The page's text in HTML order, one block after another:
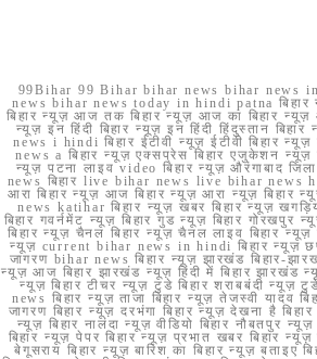
99Bihar 99 Bihar bihar news bihar news
news bihar news today in hindi patna बिहार
बिहार न्यूज़ आज तक बिहार न्यूज़ आज का बिहार न्यूज़
न्यूज़ इन हिंदी बिहार न्यूज़ इन हिंदी हिंदुस्तान
news i hindi बिहार ईटीवी न्यूज़ ईटीवी बिहार
news a बिहार न्यूज़ एक्सप्रेस बिहार एजुकेशन न्यूज़
न्यूज़ पटना लाइव video बिहार न्यूज़ औरंगाबाद
news बिहार live bihar news live bihar news
आरा बिहार न्यूज़ आज बिहार न्यूज़ आरा न्यूज़ बिहार
news katihar बिहार न्यूज़ खबर बिहार न्यूज़
बिहार गवर्नमेंट न्यूज़ बिहार गुड न्यूज़ बिहार
बिहार न्यूज़ चैनल बिहार न्यूज़ चैनल लाइव बिहार न्यूज़
न्यूज़ current bihar news in hindi बिहार न्यूज़
जागरण bihar news बिहार न्यूज़ झारखंड बिहार-
न्यूज़ आज बिहार झारखंड न्यूज़ हिंदी में बिहार झारखंड
न्यूज़ बिहार टीचर न्यूज़ टुडे बिहार शराबबंदी
news बिहार न्यूज़ ताजा बिहार न्यूज़ तेजस्वी यादव
जागरण बिहार न्यूज़ दरभंगा बिहार न्यूज़ देखना है बिहार
न्यूज़ बिहार नालंदा न्यूज़ वीडियो बिहार नौबतपुर
बिहार न्यूज़ पेपर बिहार न्यूज़ प्रभात खबर बिहार
बेगूसराय बिहार न्यूज़ बारिश का बिहार न्यूज़ बताइए